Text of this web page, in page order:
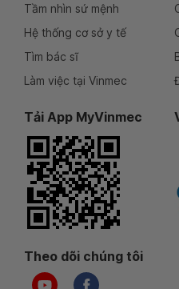
Tầm nhìn sứ mệnh
Hệ thống cơ sở y tế
Tìm bác sĩ
Làm việc tại Vinmec
Tải App MyVinmec
Theo dõi chúng tôi